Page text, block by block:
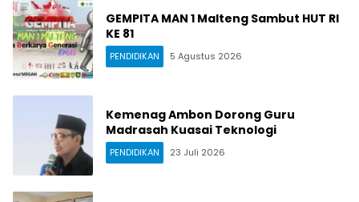
GEMPITA MAN 1 Malteng Sambut HUT RI
KE 81
PENDIDIKAN 5 Agustus 2026
Kemenag Ambon Dorong Guru
Madrasah Kuasai Teknologi
PENDIDIKAN 23 Juli 2026